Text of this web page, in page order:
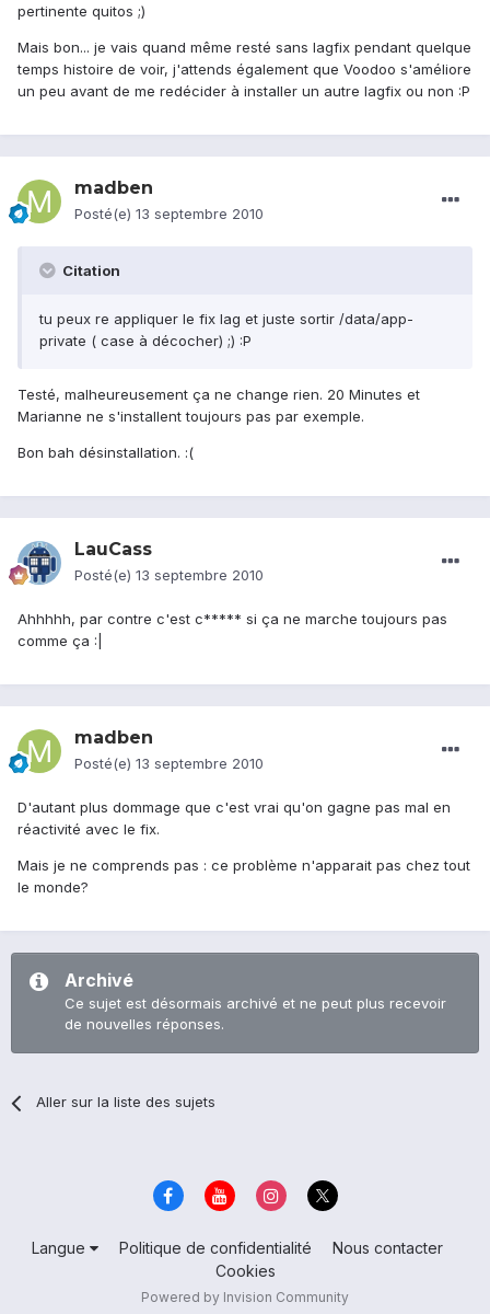
pertinente quitos ;)
Mais bon... je vais quand même resté sans lagfix pendant quelque
temps histoire de voir, j'attends également que Voodoo s'améliore
un peu avant de me redécider à installer un autre lagfix ou non :P
madben
Posté(e) 13 septembre 2010
Citation
tu peux re appliquer le fix lag et juste sortir /data/app-
private ( case à décocher) ;) :P
Testé, malheureusement ça ne change rien. 20 Minutes et
Marianne ne s'installent toujours pas par exemple.
Bon bah désinstallation. :(
LauCass
Posté(e) 13 septembre 2010
Ahhhhh, par contre c'est c***** si ça ne marche toujours pas
comme ça :|
madben
Posté(e) 13 septembre 2010
D'autant plus dommage que c'est vrai qu'on gagne pas mal en
réactivité avec le fix.
Mais je ne comprends pas : ce problème n'apparait pas chez tout
le monde?
Archivé
Ce sujet est désormais archivé et ne peut plus recevoir
de nouvelles réponses.
Aller sur la liste des sujets
Langue Politique de confidentialité
Nous contacter
Cookies
Powered by Invision Community